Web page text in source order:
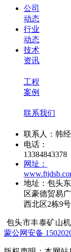
公司
动态
行业
动态
技术
资讯
工程
案例
联系我们
联系人：韩
电话：
13384843378
网址：
地址：包头
区豪德贸易
西北区2栋9号
包头市丰泰矿山
蒙公网安备